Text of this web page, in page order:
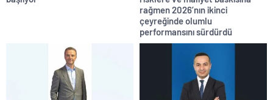
rağmen 2026’nın ikinci
çeyreğinde olumlu
performansını sürdürdü